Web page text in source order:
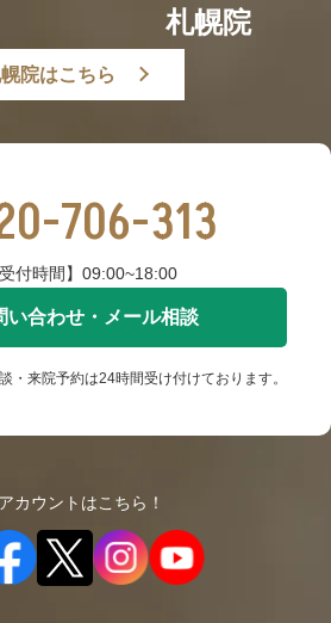
札幌院
院はこちら
706-313
受付時間】09:00~18:00
い合わせ・メール相談
・来院予約は24時間受け付けております。
カウントはこちら！